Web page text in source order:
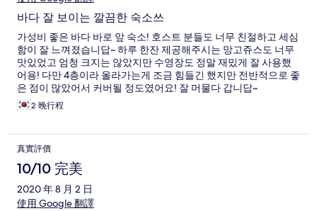
바다 잘 보이는 깔끔한 숙소쓰
가성비 좋은 바다 바로 앞 숙소! 호스트 분들도 너무 친절하고 세심
함이 잘 느껴졌습니답~ 하루 한잔 제공해주시는 망고쥬스도 너무
맛있었고 엄청 크지는 않았지만 수영장도 정말 재밌게 잘 사용했
어용! 다만 4층이라 올라가는게 조금 힘들긴 했지만 전반적으로 좋
은 점이 많았어서 커버될 정도였어요! 잘 머물다 갑니답~
2 晚行程
真實評價
10/10 完美
2020 年 8 月 2 日
使用 Google 翻譯